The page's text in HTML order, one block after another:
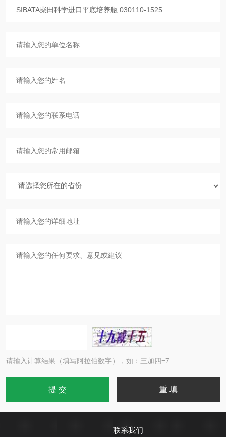
请输入计算结果（填写阿拉伯数字），如：三加四=7
联系我们